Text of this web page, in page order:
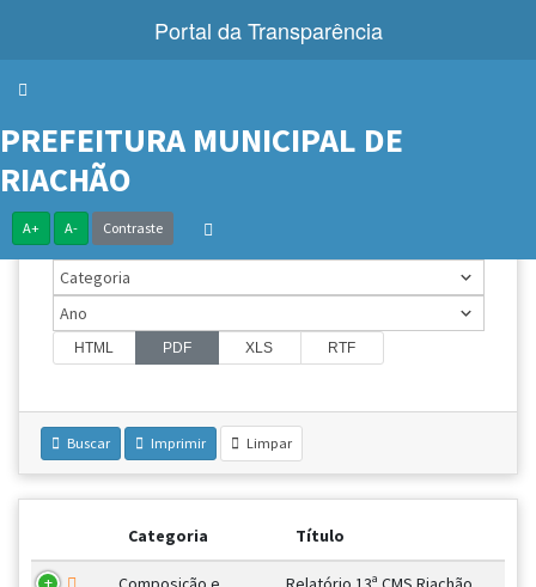
Portal da Transparência
PREFEITURA MUNICIPAL DE
RIACHÃO
A+ A- Contraste
Publicações
HTML PDF XLS RTF
Buscar Imprimir Limpar
Categoria Título